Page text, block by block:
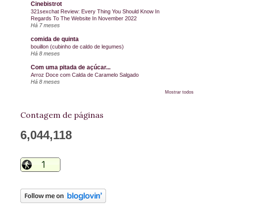
Cinebistrot
321sexchat Review: Every Thing You Should Know In
Regards To The Website In November 2022
Há 7 meses
comida de quinta
bouillon (cubinho de caldo de legumes)
Há 8 meses
Com uma pitada de açúcar...
Arroz Doce com Calda de Caramelo Salgado
Há 8 meses
Mostrar todos
Contagem de páginas
6,044,118